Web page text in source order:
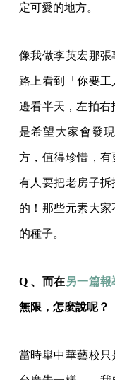
定可愛的地方。
像我做李英宏那
路上看到「你要
邊看半天，左拍右
是希望大家會發
方，值得珍惜，有
有人要把老房子
的！那些元素大
的種子。
Q 、而在另一篇報
無限，怎麼說呢？
當時舉中華藝校